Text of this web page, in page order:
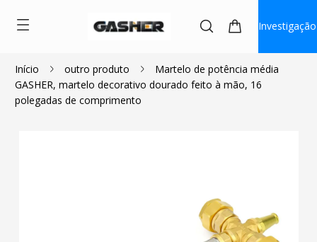
Investigação
Início outro produto
Martelo de potência média
GASHER, martelo decorativo dourado feito à mão, 16
polegadas de comprimento
$60.99